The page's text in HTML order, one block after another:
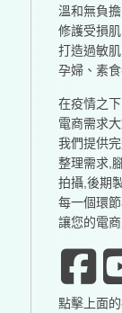
溫和無負
修護受損
打造過敏
孕婦、素
在疫情之下
電商需求大
我們提供
整理需求,
拍攝,後期
每一個環
讓您的電商
點擊上面